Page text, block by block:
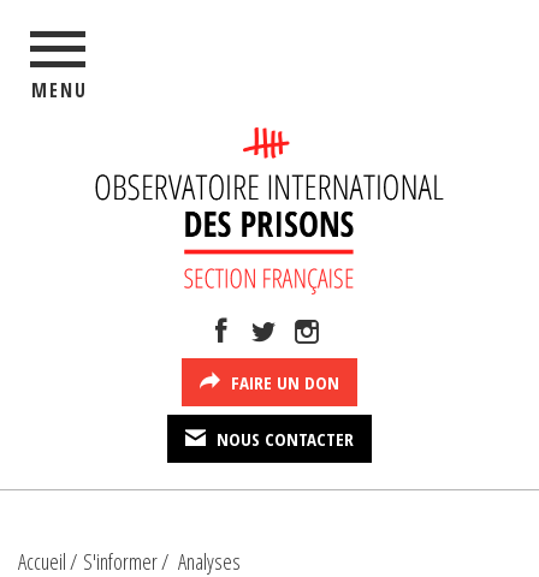
MENU
FAIRE UN DON
NOUS CONTACTER
Accueil S'informer
Analyses